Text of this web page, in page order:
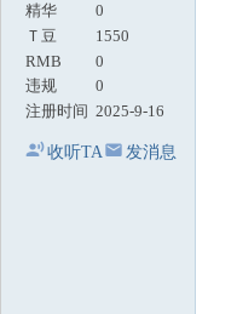
精华
0
Ｔ豆
1550
RMB
0
违规
0
注册时间 2025-9-16
收听TA 发消息